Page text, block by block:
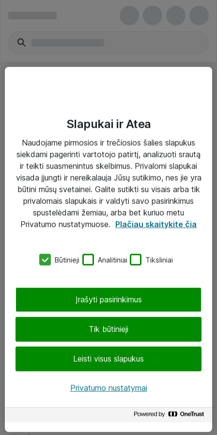
Paslaugos
Sprendimai
Įgyvendinti projektai
Atea ekspertų patarimai verslui
eShop@atea.lt
LinkedIn
Slapukai ir Atea
Naudojame pirmosios ir trečiosios šalies slapukus
siekdami pagerinti vartotojo patirtį, analizuoti srautą
ir teikti suasmenintus skelbimus. Privalomi slapukai
visada įjungti ir nereikalauja Jūsų sutikimo, nes jie yra
būtini mūsų svetainei. Galite sutikti su visais arba tik
privalomais slapukais ir valdyti savo pasirinkimus
spustelėdami žemiau, arba bet kuriuo metu
Privatumo nustatymuose. Plačiau skaitykite čia
Būtinieji Analitiniai Tiksliniai
Tik būtinieji
Leisti visus slapukus
Įrašyti pasirinkimus
Privatumo nustatymai